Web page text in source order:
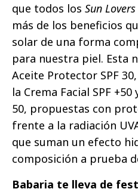
que todos los Sun Lovers
más de los beneficios
solar de una forma
para nuestra piel. Esta
Aceite Protector SPF
la Crema Facial SPF
50, propuestas con
frente a la radiación
que suman un efecto
composición a prueba
Babaria te lleva de